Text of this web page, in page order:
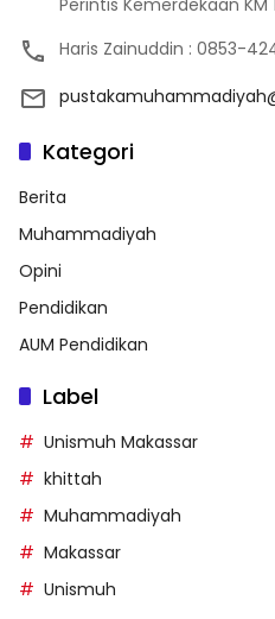
Perintis Kemerdekaan KM
Haris Zainuddin : 0853-
Kategori
Berita
Muhammadiyah
Opini
Pendidikan
AUM Pendidikan
Label
Unismuh Makassar
khittah
Muhammadiyah
Makassar
Unismuh